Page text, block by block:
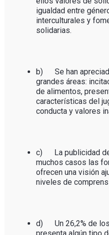
igualdad entre
interculturales y
solidarias.
b) Se han
grandes áreas:
de alimentos,
características del
conducta y valores
c) La publicidad de
muchos casos las
ofrecen una visión
niveles de
d) Un 26,2% de los